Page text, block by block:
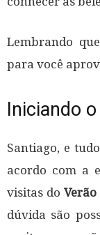
Lembrando
para você
Iniciando
Santiago, e
acordo com a
visitas do Verão
dúvida são